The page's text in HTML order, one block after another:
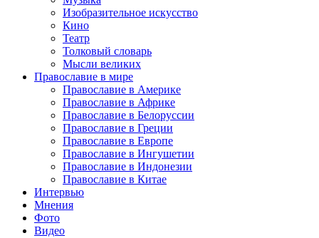
Изобразительное искусство
Кино
Театр
Толковый словарь
Мысли великих
Православие в мире
Православие в Америке
Православие в Африке
Православие в Белоруссии
Православие в Греции
Православие в Европе
Православие в Ингушетии
Православие в Индонезии
Православие в Китае
Интервью
Мнения
Фото
Видео